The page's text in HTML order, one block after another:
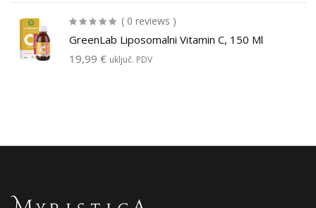
( 0 reviews )
GreenLab Liposomalni Vitamin C, 150 Ml
19,99 € uključ. PDV